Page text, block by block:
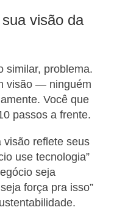
visão da
similar, problema.
visão — ninguém
Você que
passos a frente.
visão reflete seus
use tecnologia”
seja
força pra isso”